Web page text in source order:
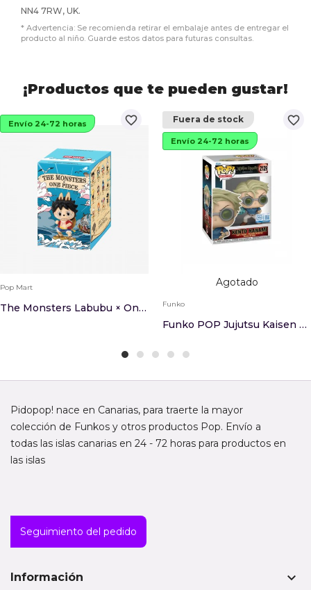
NN4 7RW, UK.
* Advertencia: Se recomienda retirar el embalaje antes de entregar el
producto al niño. Guarde estos datos para futuras consultas.
¡Productos que te pueden gustar!
favorite_border
Envío 24-72 horas
Pop Mart
The Monsters Labubu × One Piece Series Figures
favorite_border
Fuera de stock
Envío 24-72 horas
Agotado
Funko
Funko POP Jujutsu Kaisen Kento Nanami Punch Exc...
Pidopop! nace en Canarias, para traerte la mayor
colección de Funkos y otros productos Pop. Envío a
todas las islas canarias en 24 - 72 horas para productos en
las islas
Seguimiento del pedido
Información keyboard_arrow_down